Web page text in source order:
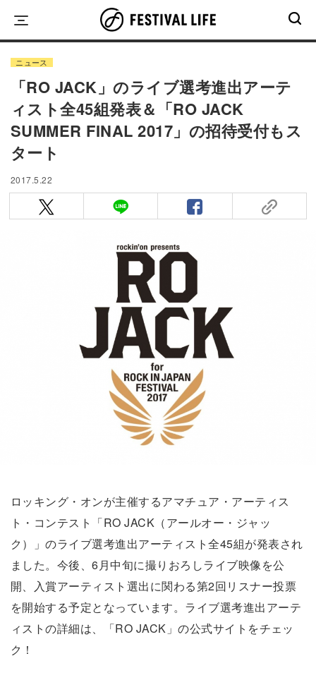
content
ニュース
「RO JACK」のライブ選考進出アーテ
ィスト全45組発表＆「RO JACK
SUMMER FINAL 2017」の招待受付もス
タート
2017.5.22
ロッキング・オンが主催するアマチュア・アーティス
ト・コンテスト「RO JACK（アールオー・ジャッ
ク）」のライブ選考進出アーティスト全45組が発表され
ました。今後、6月中旬に撮りおろしライブ映像を公
開、入賞アーティスト選出に関わる第2回リスナー投票
を開始する予定となっています。ライブ選考進出アーテ
ィストの詳細は、「RO JACK」の公式サイトをチェッ
ク！